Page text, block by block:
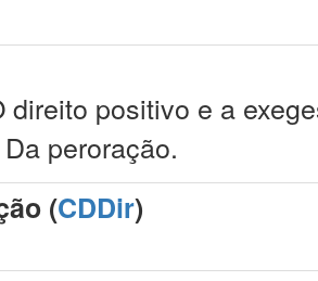
direito positivo e a
peroração.
(CDDir)